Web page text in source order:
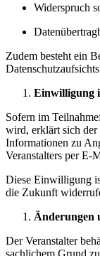
Widerspruch
Zudem besteht ein
Einwilligung
Sofern im
wird, erklärt sich
Informationen zu
Veranstalters per E-
Diese Einwilligung
die Zukunft
Änderungen
Der Veranstalter
sachlichem Grund